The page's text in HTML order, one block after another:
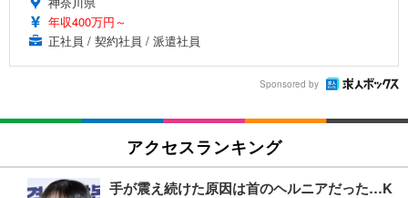
年収400万円～
正社員 / 契約社員 / 派遣社員
Sponsored by
アクセスランキング
手が震え続けた原因は首のヘルニアだった…K